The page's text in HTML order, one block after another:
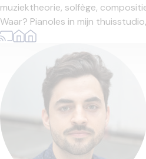
muziektheorie, solfège,
Waar? Pianoles in mijn